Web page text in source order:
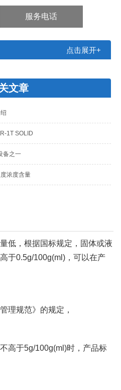
服务电话
点击展开+
文章
1T SOLID
备之一
浓度含量
低，根据国标规定，固体或液
于0.5g/100g(ml) ，可以在产
理规范》的规定，
高于5g/100g(ml)时，产品标